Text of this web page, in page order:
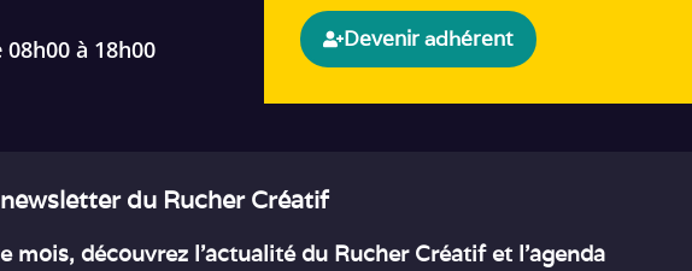
à 18h00 Devenir adhérent
du Rucher Créatif
mois, découvrez l’actualité du Rucher Créatif et l’agenda